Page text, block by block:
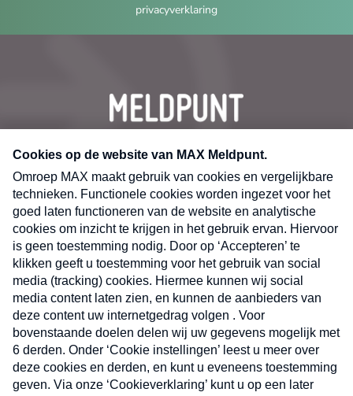
privacyverklaring
CONTACT
Volg ons op
X
Nieuwsbrief
Neem hier een gratis abonnement op de MAX